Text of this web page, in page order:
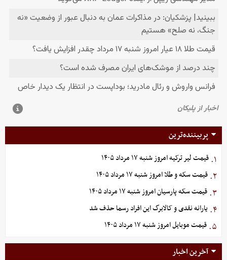
پربیننده‌ترین
۱. قیمت لیر ترکیه امروز شنبه ۱۷ مرداد ۱۴۰۵
۲. قیمت سکه و طلا امروز شنبه ۱۷ مرداد ۱۴۰۵
۳. قیمت سکه پارسیان امروز شنبه ۱۷ مرداد ۱۴۰۵
۴. یارانه نقدی و کالابرگ این افراد رسما حذف شد
۵. قیمت موبایل‌ امروز شنبه ۱۷ مرداد ۱۴۰۵
آخرین اخبار